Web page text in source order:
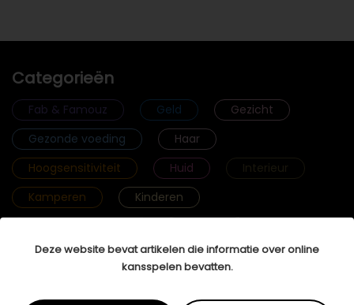
Deze website bevat artikelen die informatie over online
kansspelen bevatten.
Categorieën
Fab & Famouz Geld
Gezicht
Gezonde voeding
Haar
Hoogsensitiviteit
Huid
Interieur
Kamperen
Kinderen
Lichamelijke gezondheid
Lingerie